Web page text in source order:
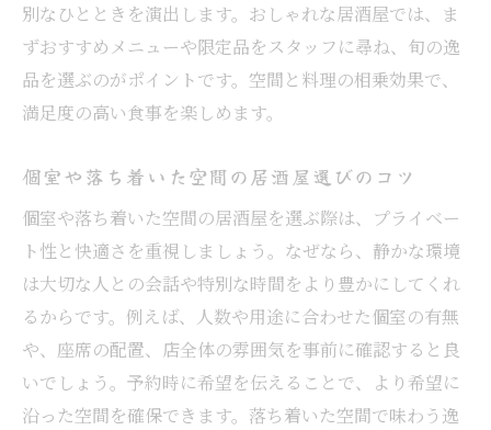
別なひとときを演出します。おしゃれな居酒屋では、ま
ずおすすめメニューや限定品をスタッフに尋ね、旬の逸
品を選ぶのがポイントです。空間と料理の相乗効果で、
満足度の高い食事を楽しめます。
個室や落ち着いた空間の居酒屋選びのコツ
個室や落ち着いた空間の居酒屋を選ぶ際は、プライベー
ト性と快適さを重視しましょう。なぜなら、静かな環境
は大切な人との会話や特別な時間をより豊かにしてくれ
るからです。例えば、人数や用途に合わせた個室の有無
や、座席の配置、店全体の雰囲気を事前に確認すると良
いでしょう。予約時に希望を伝えることで、より希望に
沿った空間を確保できます。落ち着いた空間で味わう逸